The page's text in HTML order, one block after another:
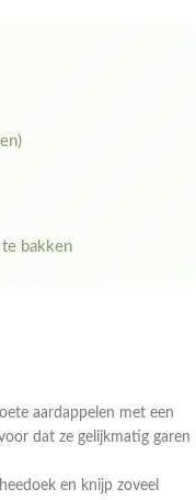
bakken
aardappelen met een
dat ze gelijkmatig garen
en knijp zoveel